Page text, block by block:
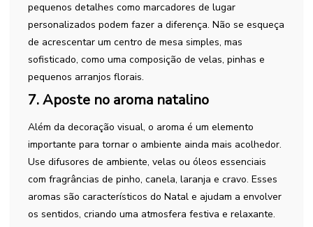
pequenos detalhes como marcadores de lugar
personalizados podem fazer a diferença. Não se esqueça
de acrescentar um centro de mesa simples, mas
sofisticado, como uma composição de velas, pinhas e
pequenos arranjos florais.
7. Aposte no aroma natalino
Além da decoração visual, o aroma é um elemento
importante para tornar o ambiente ainda mais acolhedor.
Use difusores de ambiente, velas ou óleos essenciais
com fragrâncias de pinho, canela, laranja e cravo. Esses
aromas são característicos do Natal e ajudam a envolver
os sentidos, criando uma atmosfera festiva e relaxante.